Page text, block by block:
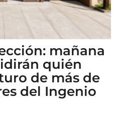
mañana
quién
de más de
del Ingenio